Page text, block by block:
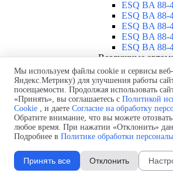
ESQ BA 88-
ESQ BA 88-
ESQ BA
ESQ BA 88-
ESQ BA 88-
Воздушные
выключатели
▼
ESQ ВА99-
2500A
ESQ ВА99-
800A
ESQ ВА99-
630A
ESQ ВА99-
2000A
ESQ ВА99-
Мы используем файлы cookie и сервисы
Яндекс.Метрику) для улучшения работы
посещаемости. Продолжая использовать
«Принять», вы соглашаетесь с Политикой
Cookie , и даете Согласие на обработку
Обратите внимание, что вы можете отозвать
любое время. При нажатии «Отклонить»
Подробнее в Политике обработки
Принять все Отклонить